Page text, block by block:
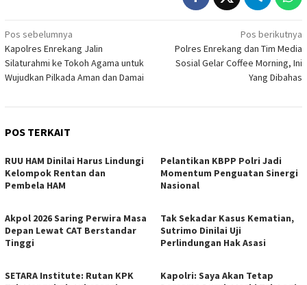
Navigasi
pos
Pos sebelumnya
Kapolres Enrekang Jalin
Silaturahmi ke Tokoh Agama untuk
Wujudkan Pilkada Aman dan Damai
Pos berikutnya
Polres Enrekang dan Tim Media
Sosial Gelar Coffee Morning, Ini
Yang Dibahas
POS TERKAIT
RUU HAM Dinilai Harus Lindungi
Kelompok Rentan dan
Pembela HAM
Pelantikan KBPP Polri Jadi
Momentum Penguatan Sinergi
Nasional
Akpol 2026 Saring Perwira Masa
Depan Lewat CAT Berstandar
Tinggi
Tak Sekadar Kasus Kematian,
Sutrimo Dinilai Uji
Perlindungan Hak Asasi
SETARA Institute: Rutan KPK
Kapolri: Saya Akan Tetap